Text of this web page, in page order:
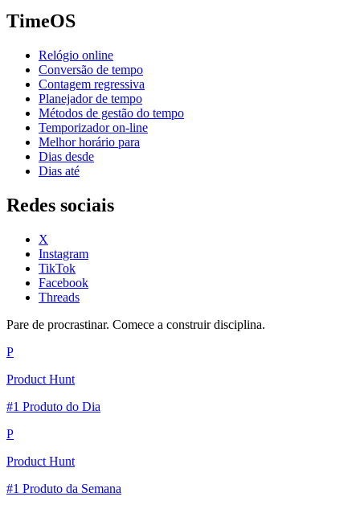
TimeOS
Relógio online
Conversão de tempo
Contagem regressiva
Planejador de tempo
Métodos de gestão do tempo
Temporizador on-line
Melhor horário para
Dias desde
Dias até
Redes sociais
X
Instagram
TikTok
Facebook
Threads
Pare de procrastinar. Comece a construir disciplina.
P
Product Hunt
#1 Produto do Dia
P
Product Hunt
#1 Produto da Semana